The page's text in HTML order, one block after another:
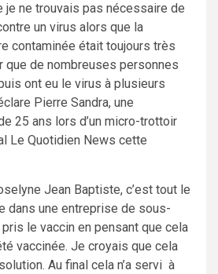
je ne trouvais pas nécessaire de
un virus alors que la
contaminée était toujours très
que de nombreuses personnes
ont eu le virus à plusieurs
Pierre Sandra, une
25 ans lors d’un micro-trottoir
Le Quotidien News cette
Jean Baptiste, c’est tout le
dans une entreprise de sous-
le vaccin en pensant que cela
vaccinée. Je croyais que cela
Au final cela n’a servi à